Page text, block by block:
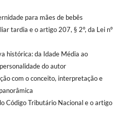
para mães de bebês
tardia e o artigo 207, § 2º, da Lei nº
histórica: da Idade Média ao
do autor
com o conceito, interpretação e
Código Tributário Nacional e o artigo